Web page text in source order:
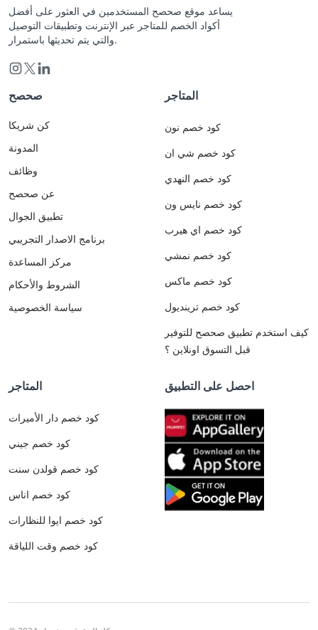
يساعد موقع صحصح المستخدمين في العثور على أفضل
أكواد الخصم للمتاجر عبر الإنترنت وتطبيقات التوصيل
والتي يتم تحديثها باستمرار.
صحصح
كن شريكا
المدونة
وظائف
عن صحصح
تطبيق الجوال
برنامج الاصدار التجريبي
مركز المساعدة
الشروط والأحكام
سياسة الخصوصية
المتاجر
كود خصم نون
كود خصم شي ان
كود خصم النهدي
كود خصم نايس ون
كود خصم اي هيرب
كود خصم نمشي
كود خصم ماكس
كود خصم ترينديول
كيف استخدم تطبيق صحصح للتوفير
قبل التسوق اونلاين ؟
المتاجر
كود خصم دار الأميرات
كود خصم جيني
كود خصم قولدن سنت
كود خصم اناس
كود خصم ايوا للنظارات
كود خصم وقت اللياقة
احصل على التطبيق